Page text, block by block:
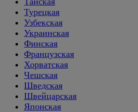
Турецкая
Узбекская
Украинская
Финская
Французская
Хорватская
Чешская
Шведская
Швейцарская
Японская